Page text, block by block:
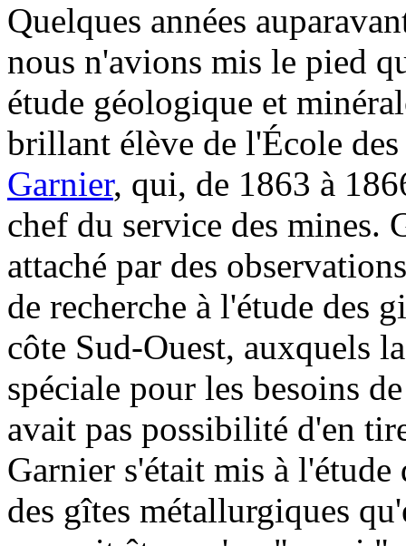
Quelques années
nous n'avions mis le pied
étude géologique et
brillant élève de l'École
Garnier, qui, de 1863 à
chef du service des mines.
attaché par des
de recherche à l'étude des
côte Sud-Ouest, auxquels
spéciale pour les besoins
avait pas possibilité d'en
Garnier s'était mis à
des gîtes métallurgiques